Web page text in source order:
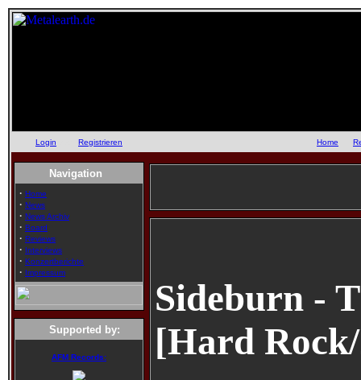
Login Registrieren Home
Navigation
· Home
· News
· News Archiv
· Board
· Reviews
· Interviews
· Konzertberichte
· Impressum
Supported by:
AFM Records:
Sideburn -
[Hard